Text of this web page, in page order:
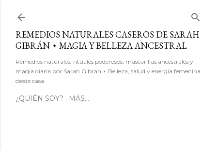
REMEDIOS NATURALES CASEROS DE SARAH
GIBRÁN ⋆ MAGIA Y BELLEZA ANCESTRAL
Remedios naturales, rituales poderosos, mascarillas ancestrales y
magia diaria por Sarah Gibrán ⋆ Belleza, salud y energía femenina
desde casa.
¿QUIÉN SOY? MÁS…